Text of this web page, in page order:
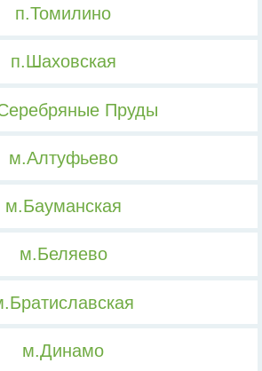
п.Томилино
п.Шаховская
Пруды
м.Алтуфьево
м.Бауманская
м.Беляево
м.Динамо